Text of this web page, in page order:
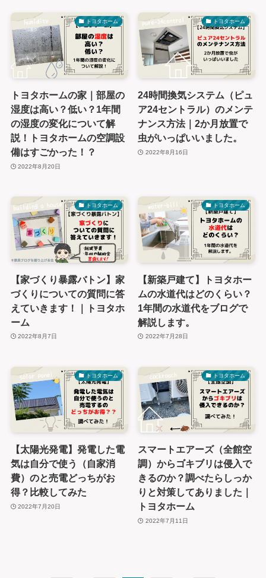
トヨタホーム
トヨタホームの家｜部屋の
湿度は高い？低い？1年間
の湿度の変化について解
説！トヨタホームの空調設
備はすごかった！？
2022年8月20日
トヨタホーム
24時間換気システム（ピュ
ア24セントラル）のメンテ
ナンス方法｜2か月放置で
虫がいっぱいいました。
2022年8月16日
トヨタホーム
【家づくり暴露バトン】家
づくりについての質問に答
えていきます！｜トヨタホ
ーム
2022年8月7日
トヨタホーム
【新築戸建て】トヨタホー
ムの水道代はどのくらい？
1年間の水道代をブログで
解説します。
2022年7月28日
トヨタホーム
【太陽光発電】発電した電
気は自分で使う（自家消
費）のと売電どっちがお
得？比較してみた
2022年7月20日
トヨタホーム
スマートエアーズ（全館空
調）からゴキブリは侵入で
きるのか？調べたらしっか
りと対策してありました｜
トヨタホーム
2022年7月11日